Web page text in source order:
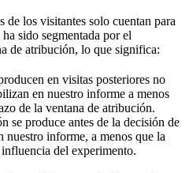
los visitantes solo cuentan para
sido segmentada por el
de atribución, lo que significa:
en visitas posteriores no
en nuestro informe a menos
de la ventana de atribución.
se produce antes de la decisión de
nuestro informe, a menos que la
del experimento.